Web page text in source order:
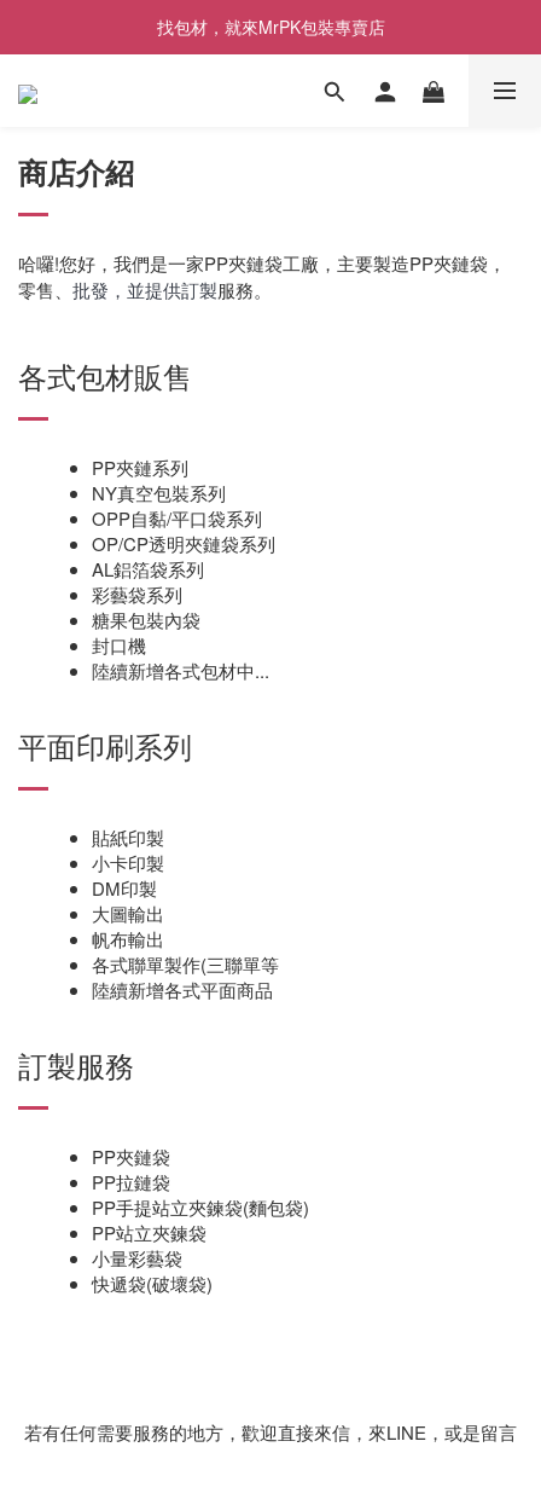
[限時優惠] 即日起登入會員消費滿1000元，回饋1%購物金
找包材，就來MrPK包裝專賣店
[限時優惠] 即日起登入會員消費滿1000元，回饋1%購物金
商店介紹
哈囉!您好，我們是一家PP夾鏈袋工廠，主要製造PP夾鏈袋，
零售、 批發，並提供訂製服務。
各式包材販售
PP夾鏈系列
NY真空包裝系列
OPP自黏/平口袋系列
OP/CP透明夾鏈袋系列
AL鋁箔袋系列
彩藝袋系列
糖果包裝內袋
封口機
陸續新增各式包材中...
平面印刷系列
貼紙印製
小卡印製
DM印製
大圖輸出
帆布輸出
各式聯單製作(三聯單等
陸續新增各式平面商品
訂製服務
PP夾鏈袋
PP拉鏈袋
PP手提站立夾鍊袋(麵包袋)
PP站立夾鍊袋
小量彩藝袋
快遞袋(破壞袋)
若有任何需要服務的地方，歡迎直接來信，來LINE，或是留言